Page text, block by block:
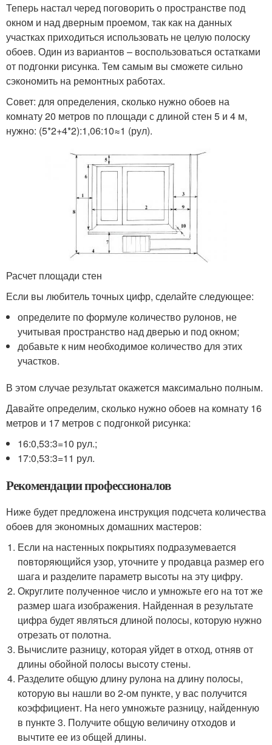
Теперь настал черед поговорить о пространстве под
окном и над дверным проемом, так как на данных
участках приходиться использовать не целую полоску
обоев. Один из вариантов – воспользоваться остатками
от подгонки рисунка. Тем самым вы сможете сильно
сэкономить на ремонтных работах.
Совет: для определения, сколько нужно обоев на
комнату 20 метров по площади с длиной стен 5 и 4 м,
нужно: (5*2+4*2):1,06:10≈1 (рул).
Расчет площади стен
Если вы любитель точных цифр, сделайте следующее:
определите по формуле количество рулонов, не
учитывая пространство над дверью и под окном;
добавьте к ним необходимое количество для этих
участков.
В этом случае результат окажется максимально полным.
Давайте определим, сколько нужно обоев на комнату 16
метров и 17 метров с подгонкой рисунка:
16:0,53:3=10 рул.;
17:0,53:3=11 рул.
Рекомендации профессионалов
Ниже будет предложена инструкция подсчета количества
обоев для экономных домашних мастеров:
Если на настенных покрытиях подразумевается
повторяющийся узор, уточните у продавца размер его
шага и разделите параметр высоты на эту цифру.
Округлите полученное число и умножьте его на тот же
размер шага изображения. Найденная в результате
цифра будет являться длиной полосы, которую нужно
отрезать от полотна.
Вычислите разницу, которая уйдет в отход, отняв от
длины обойной полосы высоту стены.
Разделите общую длину рулона на длину полосы,
которую вы нашли во 2-ом пункте, у вас получится
коэффициент. На него умножьте разницу, найденную
в пункте 3. Получите общую величину отходов и
вычтите ее из общей длины.